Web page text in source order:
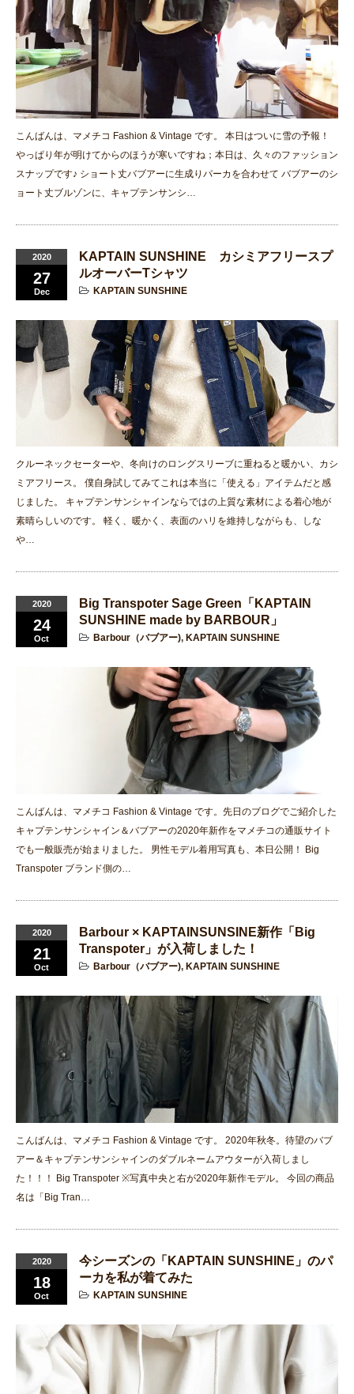
こんばんは、マメチコ Fashion & Vintage です。 本日はついに雪の予報！
やっぱり年が明けてからのほうが寒いですね；本日は、久々のファッション
スナップです♪ ショート丈バブアーに生成りパーカを合わせて バブアーのシ
ョート丈ブルゾンに、キャプテンサンシ…
2020
27
Dec
KAPTAIN SUNSHINE カシミアフリースプ
ルオーバーTシャツ
KAPTAIN SUNSHINE
クルーネックセーターや、冬向けのロングスリーブに重ねると暖かい、カシ
ミアフリース。 僕自身試してみてこれは本当に「使える」アイテムだと感
じました。 キャプテンサンシャインならではの上質な素材による着心地が
素晴らしいのです。 軽く、暖かく、表面のハリを維持しながらも、しな
や…
2020
24
Oct
Big Transpoter Sage Green「KAPTAIN
SUNSHINE made by BARBOUR」
Barbour（バブアー), KAPTAIN SUNSHINE
こんばんは、マメチコ Fashion & Vintage です。先日のブログでご紹介した
キャプテンサンシャイン＆バブアーの2020年新作をマメチコの通販サイト
でも一般販売が始まりました。 男性モデル着用写真も、本日公開！ Big
Transpoter ブランド側の…
2020
21
Oct
Barbour × KAPTAINSUNSINE新作「Big
Transpoter」が入荷しました！
Barbour（バブアー), KAPTAIN SUNSHINE
こんばんは、マメチコ Fashion & Vintage です。 2020年秋冬。待望のバブ
アー＆キャプテンサンシャインのダブルネームアウターが入荷しまし
た！！！ Big Transpoter ※写真中央と右が2020年新作モデル。 今回の商品
名は「Big Tran…
2020
18
Oct
今シーズンの「KAPTAIN SUNSHINE」のパ
ーカを私が着てみた
KAPTAIN SUNSHINE